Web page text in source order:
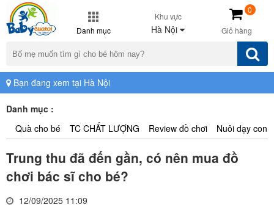
Danh mục
Khu vực
Hà Nội Giỏ hàng
0
Bạn đang xem tại Hà Nội
Danh mục :
Quà cho bé
TC CHẤT LƯỢNG Review đồ chơi Nuôi dạy con
Trung thu đã đến gần, có nên mua đồ
chơi bác sĩ cho bé?
12/09/2025 11:09